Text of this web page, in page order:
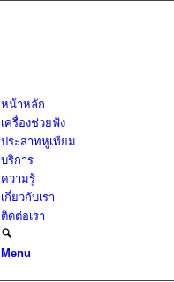
หน้าหลัก
เครื่องช่วยฟัง
ประสาทหูเทียม
บริการ
ความรู้
เกี่ยวกับเรา
ติดต่อเรา
Menu